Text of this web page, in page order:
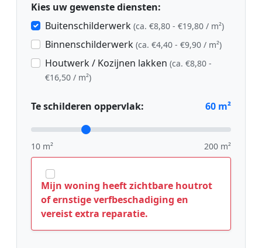
Kies uw gewenste diensten:
Buitenschilderwerk (ca. €8,80 - €19,80 / m²)
Binnenschilderwerk (ca. €4,40 - €9,90 / m²)
Houtwerk / Kozijnen lakken (ca. €8,80 -
€16,50 / m²)
Te schilderen oppervlak: 60 m²
10 m² 200 m²
Mijn woning heeft zichtbare houtrot
of ernstige verfbeschadiging en
vereist extra reparatie.